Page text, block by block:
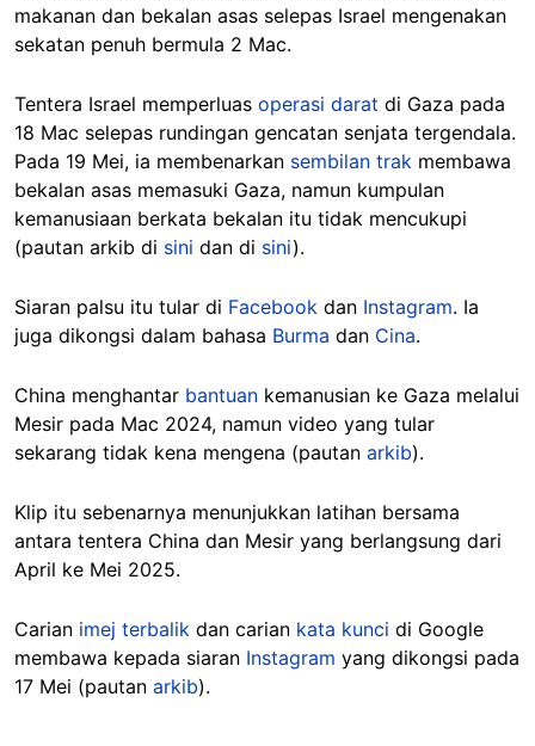
makanan dan bekalan asas selepas Israel mengenakan
sekatan penuh bermula 2 Mac.
Tentera Israel memperluas operasi darat di Gaza pada
18 Mac selepas rundingan gencatan senjata tergendala.
Pada 19 Mei, ia membenarkan sembilan trak membawa
bekalan asas memasuki Gaza, namun kumpulan
kemanusiaan berkata bekalan itu tidak mencukupi
(pautan arkib di sini dan di sini).
Siaran palsu itu tular di Facebook dan Instagram. Ia
juga dikongsi dalam bahasa Burma dan Cina.
China menghantar bantuan kemanusian ke Gaza melalui
Mesir pada Mac 2024, namun video yang tular
sekarang tidak kena mengena (pautan arkib).
Klip itu sebenarnya menunjukkan latihan bersama
antara tentera China dan Mesir yang berlangsung dari
April ke Mei 2025.
Carian imej terbalik dan carian kata kunci di Google
membawa kepada siaran Instagram yang dikongsi pada
17 Mei (pautan arkib).